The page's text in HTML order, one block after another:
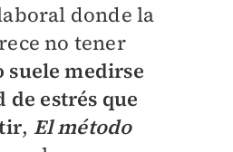
donde la
no tener
suele medirse
de estrés que
, El método